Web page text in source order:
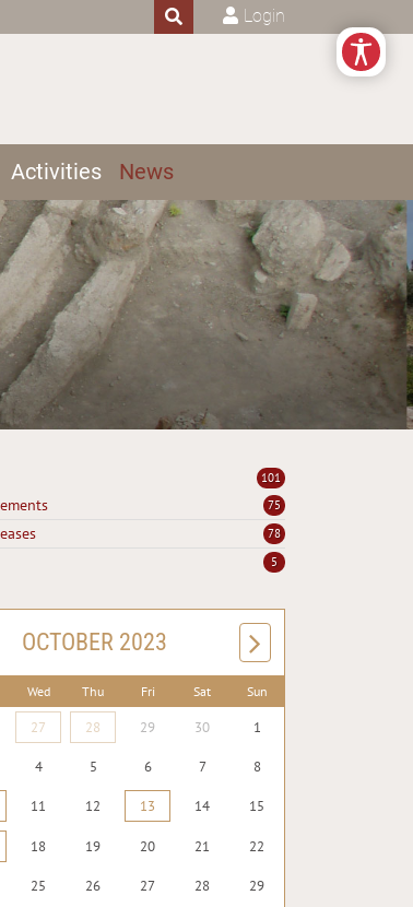
Login
Activities News
101
75
78
5
OCTOBER 2023
Wed Thu Fri Sat Sun
27 28 29 30 1
4 5 6 7 8
11 12 13 14 15
18 19 20 21 22
25 26 27 28 29